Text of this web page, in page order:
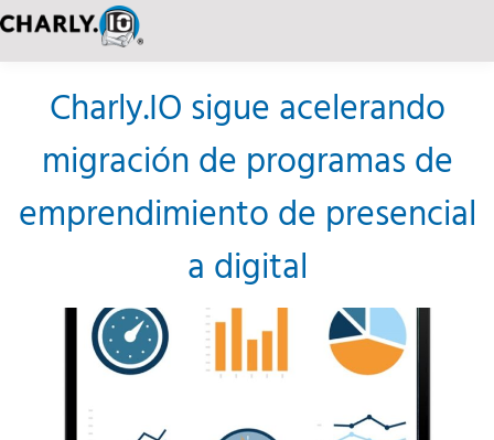
Charly.IO sigue acelerando
migración de programas de
emprendimiento de presencial
a digital